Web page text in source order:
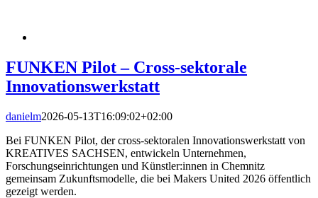
FUNKEN Pilot – Cross-sektorale
Innovationswerkstatt
danielm2026-05-13T16:09:02+02:00
Bei FUNKEN Pilot, der cross-sektoralen Innovationswerkstatt von
KREATIVES SACHSEN, entwickeln Unternehmen,
Forschungseinrichtungen und Künstler:innen in Chemnitz
gemeinsam Zukunftsmodelle, die bei Makers United 2026 öffentlich
gezeigt werden.